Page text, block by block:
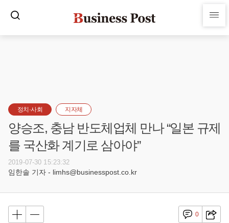
정치·사회 지자체
양승조, 충남 반도체업체 만나 “일본 규제
를 국산화 계기로 삼아야”
2019-07-30 15:23:32
임한솔 기자 - limhs@businesspost.co.kr
0